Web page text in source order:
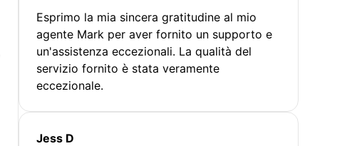
Esprimo la mia sincera gratitudine al mio
agente Mark per aver fornito un supporto e
un'assistenza eccezionali. La qualità del
servizio fornito è stata veramente
eccezionale.
Jess D